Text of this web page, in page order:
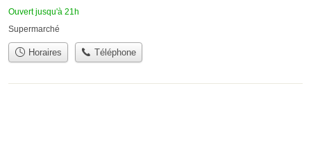
Ouvert jusqu'à 21h
Supermarché
Horaires Téléphone